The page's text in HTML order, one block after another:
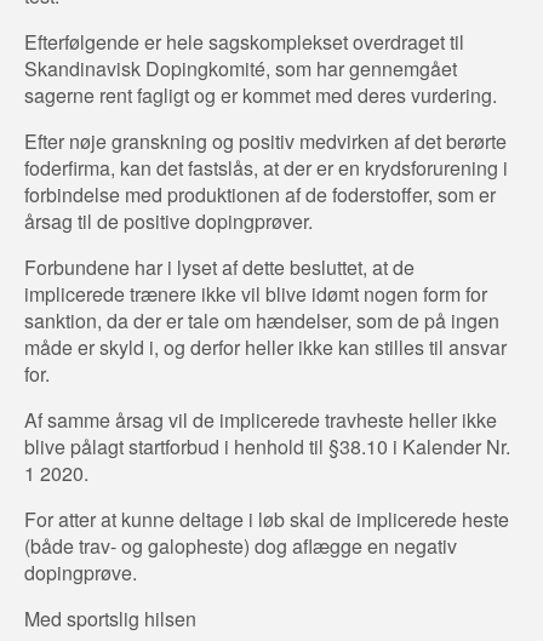
Efterfølgende er hele sagskomplekset overdraget til
Skandinavisk Dopingkomité, som har gennemgået
sagerne rent fagligt og er kommet med deres vurdering.
Efter nøje granskning og positiv medvirken af det berørte
foderfirma, kan det fastslås, at der er en krydsforurening i
forbindelse med produktionen af de foderstoffer, som er
årsag til de positive dopingprøver.
Forbundene har i lyset af dette besluttet, at de
implicerede trænere ikke vil blive idømt nogen form for
sanktion, da der er tale om hændelser, som de på ingen
måde er skyld i, og derfor heller ikke kan stilles til ansvar
for.
Af samme årsag vil de implicerede travheste heller ikke
blive pålagt startforbud i henhold til §38.10 i Kalender Nr.
1 2020.
For atter at kunne deltage i løb skal de implicerede heste
(både trav- og galopheste) dog aflægge en negativ
dopingprøve.
Med sportslig hilsen